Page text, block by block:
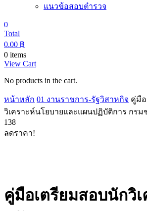
แนวข้อสอบตำรวจ
0
Total
0.00 ฿
0 items
View Cart
No products in the cart.
หน้าหลัก 01 งานราชการ-รัฐวิสาหกิจ คู่มือ
วิเคราะห์นโยบายและแผนปฏิบัติการ กรม
138
ลดราคา!
คู่มือเตรียมสอบนักวิเ